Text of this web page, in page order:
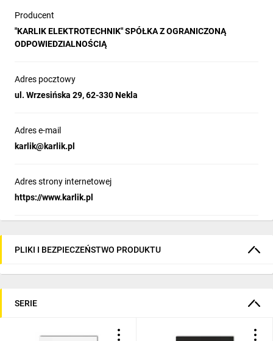
Producent
"KARLIK ELEKTROTECHNIK" SPÓŁKA Z OGRANICZONĄ
ODPOWIEDZIALNOŚCIĄ
Adres pocztowy
ul. Wrzesińska 29, 62-330 Nekla
Adres e-mail
karlik@karlik.pl
Adres strony internetowej
https://www.karlik.pl
PLIKI I BEZPIECZEŃSTWO PRODUKTU
SERIE